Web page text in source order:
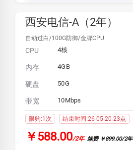
西安电信-A（2年）
自动过白/100G防御/金牌CPU
CPU 4核
内存 4GB
硬盘 50G
带宽 10Mbps
限购:1次 结束时间:26-05-20-23点
￥588.00/2年 续费 ￥899.00/2年